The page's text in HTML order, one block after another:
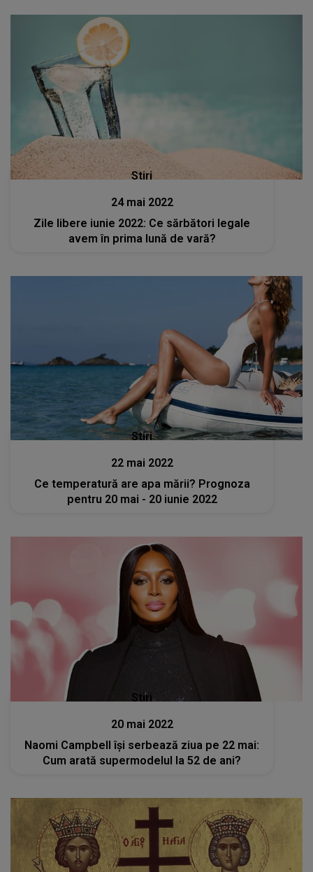
Stiri
24 mai 2022
Zile libere iunie 2022: Ce sărbători legale
avem în prima lună de vară?
Stiri
22 mai 2022
Ce temperatură are apa mării? Prognoza
pentru 20 mai - 20 iunie 2022
Stiri
20 mai 2022
Naomi Campbell îşi serbează ziua pe 22 mai:
Cum arată supermodelul la 52 de ani?